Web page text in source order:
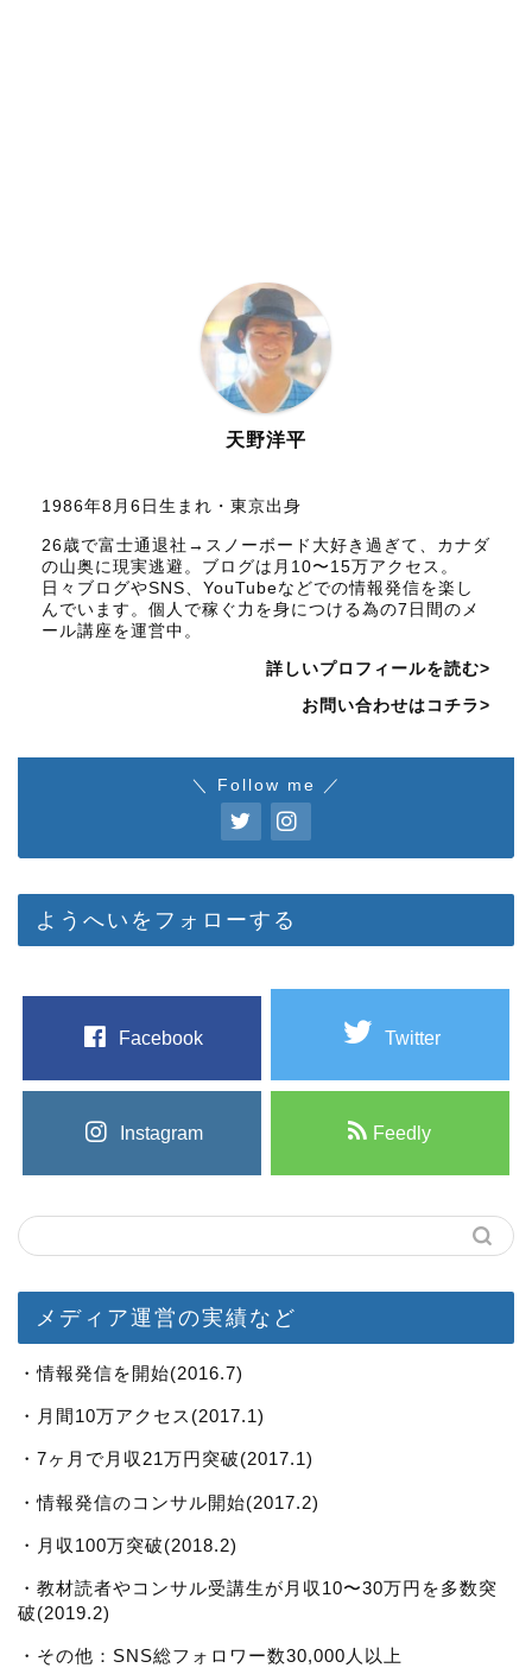
天野洋平
1986年8月6日生まれ・東京出身
26歳で富士通退社→スノーボード大好き過ぎて、カナダ
の山奥に現実逃避。ブログは月10〜15万アクセス。
日々ブログやSNS、YouTubeなどでの情報発信を楽し
んでいます。個人で稼ぐ力を身につける為の7日間のメ
ール講座を運営中。
詳しいプロフィールを読む>
お問い合わせはコチラ>
＼ Follow me ／
ようへいをフォローする
Facebook Twitter
Instagram Feedly
メディア運営の実績など
・情報発信を開始(2016.7)
・月間10万アクセス(2017.1)
・7ヶ月で月収21万円突破(2017.1)
・情報発信のコンサル開始(2017.2)
・月収100万突破(2018.2)
・教材読者やコンサル受講生が月収10〜30万円を多数突
破(2019.2)
・その他：SNS総フォロワー数30,000人以上